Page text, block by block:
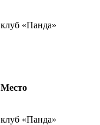
клуб «Панда»
Место
клуб «Панда»